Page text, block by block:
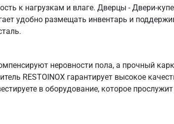
к нагрузкам и влаге. Дверцы - Двери-
удобно размещать инвентарь и
неровности пола, а прочный
RESTOINOX гарантирует высокое
в оборудование, которое